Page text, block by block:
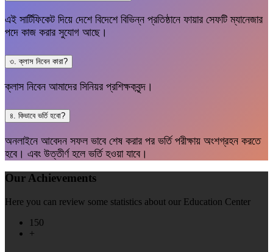
এই সার্টিফিকেট দিয়ে দেশে বিদেশে বিভিন্ন প্রতিষ্ঠানে ফায়ার সেফটি ম্যানেজার
পদে কাজ করার সুযোগ আছে।
৩. ক্লাস নিবেন কারা?
ক্লাস নিবেন আমাদের সিনিয়র প্রশিক্ষকবৃন্দ।
৪. কিভাবে ভর্তি হবো?
অনলাইনে আবেদন সফল ভাবে শেষ করার পর ভর্তি পরীক্ষায় অংশগ্রহন করতে
হবে। এবং উত্তীর্ণ হলে ভর্তি হওয়া যাবে।
Our Achievements
Here you can review some statistics about our Education Center
150
+